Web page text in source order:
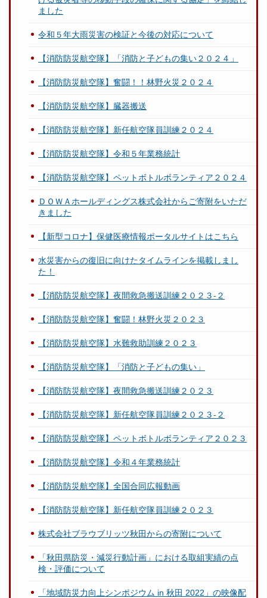
ました
令和５年大雨災害の検証と今後の対応について
【消防防災航空隊】「消防と子どもの集い２０２４」
【消防防災航空隊】奮闘！！林野火災２０２４
【消防防災航空隊】臓器搬送
【消防防災航空隊】新任航空隊員訓練２０２４
【消防防災航空隊】令和５年業務統計
【消防防災航空隊】ペットボトルボランティア２０２４
ＤＯＷＡホールディングス株式会社からご寄附をいただ
きました
【新型コロナ】保健医療情報ポータルサイトはこちら
水災害からの復旧に向けたタイムラインを掲載しまし
た！
【消防防災航空隊】夜間救急搬送訓練２０２３‐２
【消防防災航空隊】奮闘！林野火災２０２３
【消防防災航空隊】水難救助訓練２０２３
【消防防災航空隊】「消防と子どもの集い」
【消防防災航空隊】夜間救急搬送訓練２０２３
【消防防災航空隊】新任航空隊員訓練２０２３-２
【消防防災航空隊】ペットボトルボランティア２０２３
【消防防災航空隊】令和４年業務統計
【消防防災航空隊】全国合同広報動画
【消防防災航空隊】新任航空隊員訓練２０２３
株式会社ブラウブリッツ秋田からの寄附について
「秋田県防災・減災行動計画」における取組実績の点
検・評価について
「地域防災力向上シンポジウム in 秋田 2022」の映像配